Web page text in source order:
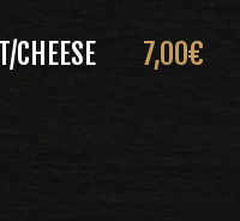
CHEESE 7,00€